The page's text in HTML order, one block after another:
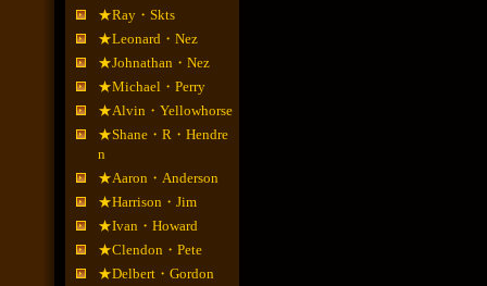
★Ray・Skts
★Leonard・Nez
★Johnathan・Nez
★Michael・Perry
★Alvin・Yellowhorse
★Shane・R・Hendre
n
★Aaron・Anderson
★Harrison・Jim
★Ivan・Howard
★Clendon・Pete
★Delbert・Gordon